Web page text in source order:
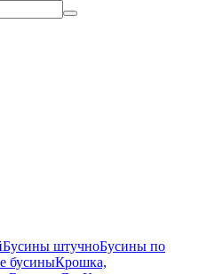
Бусины штучноБусины по
бусиныКрошка,